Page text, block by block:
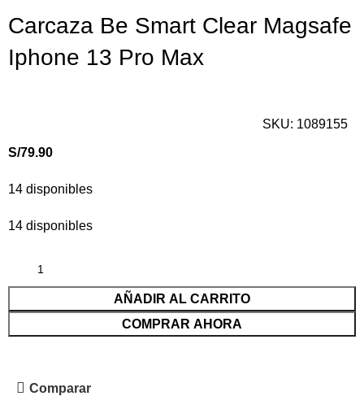
Carcaza Be Smart Clear Magsafe
Iphone 13 Pro Max
SKU: 1089155
S/79.90
14 disponibles
14 disponibles
AÑADIR AL CARRITO
COMPRAR AHORA
Comparar